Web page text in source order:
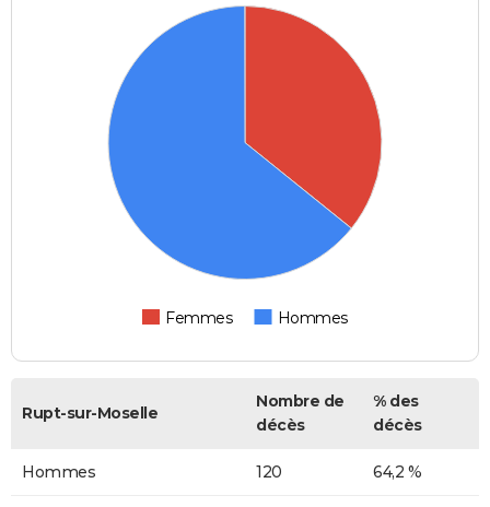
Femmes Hommes
Rupt-sur-Moselle
Nombre de
décès
% des
décès
Hommes 120 64,2 %